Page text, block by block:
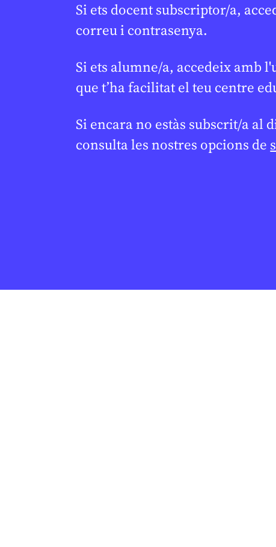
Si ets docent subscriptor/a,
correu i contrasenya.
Si ets alumne/a, accedeix amb
que t’ha facilitat el teu centre
Si encara no estàs subscrit/a al
consulta les nostres opcions de